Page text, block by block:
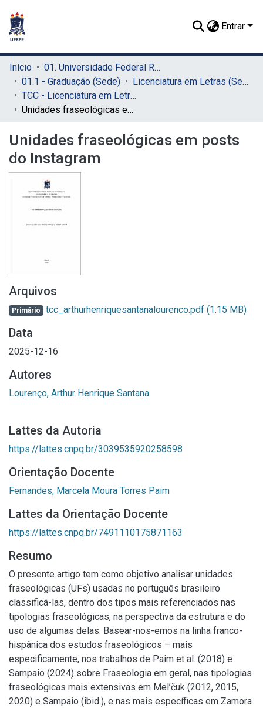
Entrar
Início
01. Universidade Federal Rural de Pernambuco - UFRPE (Sede)
01.1 - Graduação (Sede)
Licenciatura em Letras (Sede)
TCC - Licenciatura em Letras (Sede)
Unidades fraseológicas em posts do Instagram
Unidades fraseológicas em posts
do Instagram
Arquivos
Primário tcc_arthurhenriquesantanalourenco.pdf (1.15 MB)
Data
2025-12-16
Autores
Lourenço, Arthur Henrique Santana
Lattes da Autoria
https://lattes.cnpq.br/3039535920258598
Orientação Docente
Fernandes, Marcela Moura Torres Paim
Lattes da Orientação Docente
https://lattes.cnpq.br/7491110175871163
Resumo
O presente artigo tem como objetivo analisar unidades
fraseológicas (UFs) usadas no português brasileiro
classificá-las, dentro dos tipos mais referenciados nas
tipologias fraseológicas, na perspectiva da estrutura e do
uso de algumas delas. Basear-nos-emos na linha franco-
hispânica dos estudos fraseológicos – mais
especificamente, nos trabalhos de Paim et al. (2018) e
Sampaio (2024) sobre Fraseologia em geral, nas tipologias
fraseológicas mais extensivas em Mel’čuk (2012, 2015,
2020) e Sampaio (ibid.), e nas mais específicas em Zamora